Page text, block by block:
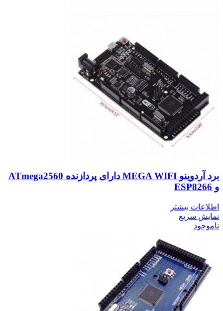
برد آردوینو MEGA WIFI دارای پردازنده ATmega2560
و ESP8266
اطلاعات بیشتر
نمایش سریع
ناموجود